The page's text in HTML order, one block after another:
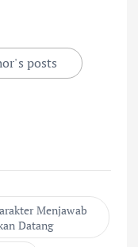
posts
Menjawab
Datang